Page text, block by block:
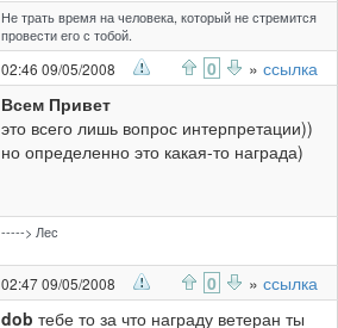
Не трать время на человека, который не стремится
провести его с тобой.
02:46 09/05/2008 0 » ссылка
Всем Привет
это всего лишь вопрос интерпретации))
но определенно это какая-то награда)
-----> Лес
02:47 09/05/2008 0 » ссылка
dob тебе то за что награду ветеран ты